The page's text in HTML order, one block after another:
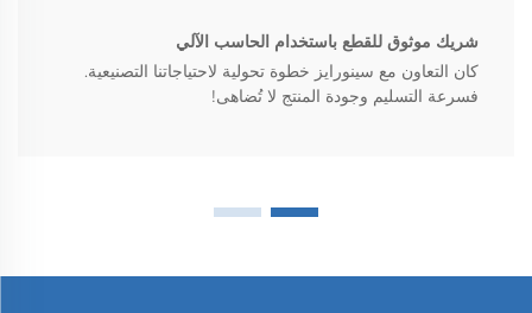
شريك موثوق للقطع باستخدام الحاسب الآلي
كان التعاون مع سينورايز خطوة تحولية لاحتياجاتنا التصنيعية.
فسرعة التسليم وجودة المنتج لا تُضاهى!